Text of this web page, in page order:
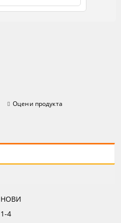
Оцени продукта
НОВИ
1-4